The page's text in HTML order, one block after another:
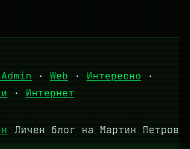
· Web · Интересно ·
· Интернет
Личен блог на Мартин Петров